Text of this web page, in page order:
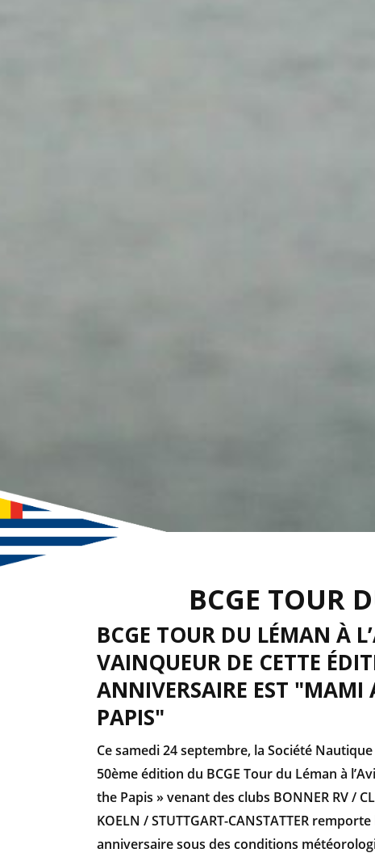
BCGE TOUR
BCGE TOUR DU LÉMAN À
VAINQUEUR DE CETTE
ANNIVERSAIRE EST "MAMI
PAPIS"
Ce samedi 24 septembre, la Société
50ème édition du BCGE Tour du Léman à
the Papis » venant des clubs BONNER RV /
KOELN / STUTTGART-CANSTATTER
anniversaire sous des conditions